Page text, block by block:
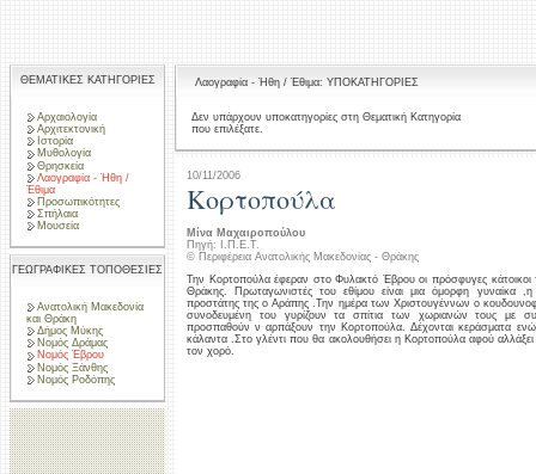
ΘΕΜΑΤΙΚΕΣ ΚΑΤΗΓΟΡΙΕΣ
Αρχαιολογία
Αρχιτεκτονική
Ιστορία
Μυθολογία
Θρησκεία
Λαογραφία - Ήθη /
Έθιμα
Προσωπικότητες
Σπήλαια
Μουσεία
ΓΕΩΓΡΑΦΙΚΕΣ ΤΟΠΟΘΕΣΙΕΣ
Ανατολική Μακεδονία
και Θράκη
Δήμος Μύκης
Νομός Δράμας
Νομός Έβρου
Νομός Ξάνθης
Νομός Ροδόπης
Λαογραφία - Ήθη / Έθιμα: ΥΠΟΚΑΤΗΓΟΡΙΕΣ
Δεν υπάρχουν υποκατηγορίες στη Θεματική Κατηγορία
που επιλέξατε.
10/11/2006
Κορτοπούλα
Μίνα Μαχαιροπούλου
Πηγή: Ι.Π.Ε.Τ.
© Περιφέρεια Ανατολικής Μακεδονίας - Θράκης
Την Κορτοπούλα έφεραν στο Φυλακτό Έβρου οι πρόσφυγες
Θράκης. Πρωταγωνιστές του εθίμου είναι μια όμορφη γυναίκα
προστάτης της ο Αράπης .Την ημέρα των Χριστουγέννων ο
συνοδευμένη του γυρίζουν τα σπίτια των χωριανών τους με
προσπαθούν ν αρπάξουν την Κορτοπούλα. Δέχονται κεράσματα
κάλαντα .Στο γλέντι που θα ακολουθήσει η Κορτοπούλα αφού
τον χορό.